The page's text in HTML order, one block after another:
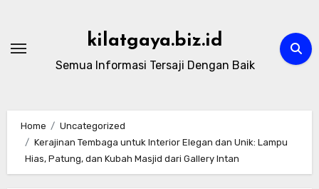
content
kilatgaya.biz.id
Semua Informasi Tersaji Dengan Baik
Home
Uncategorized
Kerajinan Tembaga untuk Interior Elegan dan Unik: Lampu
Hias, Patung, dan Kubah Masjid dari Gallery Intan